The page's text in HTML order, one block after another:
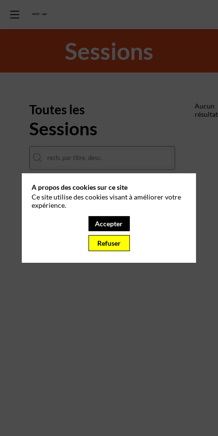
Sessions
Toutes les
Sessions
DATES
THÈMATIQUES
Effacer tous les filtres
Aucun
résultat
A propos des cookies sur ce site
Ce site utilise des cookies visant à améliorer votre
expérience.
Accepter
Refuser